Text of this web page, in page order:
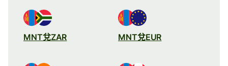
MNT兌ZAR MNT兌EUR